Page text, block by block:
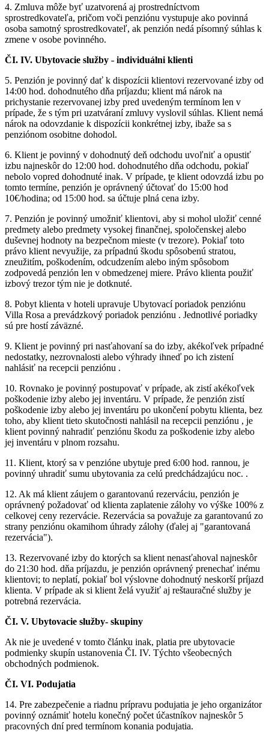
4. Zmluva môže byť uzatvorená aj prostredníctvom
sprostredkovateľa, pričom voči penziónu vystupuje ako povinná
osoba samotný sprostredkovateľ, ak penzión nedá písomný súhlas k
zmene v osobe povinného.
ČI. IV. Ubytovacie služby ˗ individuálni klienti
5. Penzión je povinný dať k dispozícii klientovi rezervované izby od
14:00 hod. dohodnutého dňa príjazdu; klient má nárok na
prichystanie rezervovanej izby pred uvedeným termínom len v
prípade, že s tým pri uzatváraní zmluvy vyslovil súhlas. Klient nemá
nárok na odovzdanie k dispozícii konkrétnej izby, ibaže sa s
penziónom osobitne dohodol.
6. Klient je povinný v dohodnutý deň odchodu uvoľniť a opustiť
izbu najneskôr do 12:00 hod. dohodnutého dňa odchodu, pokiaľ
nebolo vopred dohodnuté inak. V prípade, ţe klient odovzdá izbu po
tomto termíne, penzión je oprávnený účtovať do 15:00 hod
10€/hodina; od 15:00 hod. sa účtuje plná cena izby.
7. Penzión je povinný umožniť klientovi, aby si mohol uložiť cenné
predmety alebo predmety vysokej finančnej, spoločenskej alebo
duševnej hodnoty na bezpečnom mieste (v trezore). Pokiaľ toto
právo klient nevyužije, za prípadnú škodu spôsobenú stratou,
zneužitím, poškodením, odcudzením alebo iným spôsobom
zodpovedá penzión len v obmedzenej miere. Právo klienta použiť
izbový trezor tým nie je dotknuté.
8. Pobyt klienta v hoteli upravuje Ubytovací poriadok penziónu
Villa Rosa a prevádzkový poriadok penziónu . Jednotlivé poriadky
sú pre hostí záväzné.
9. Klient je povinný pri nasťahovaní sa do izby, akékoľvek prípadné
nedostatky, nezrovnalosti alebo výhrady ihneď po ich zistení
nahlásiť na recepcii penziónu .
10. Rovnako je povinný postupovať v prípade, ak zistí akékoľvek
poškodenie izby alebo jej inventáru. V prípade, že penzión zistí
poškodenie izby alebo jej inventáru po ukončení pobytu klienta, bez
toho, aby klient tieto skutočnosti nahlásil na recepcii penziónu , je
klient povinný nahradiť penziónu škodu za poškodenie izby alebo
jej inventáru v plnom rozsahu.
11. Klient, ktorý sa v penzióne ubytuje pred 6:00 hod. rannou, je
povinný uhradiť sumu ubytovania za celú predchádzajúcu noc. .
12. Ak má klient záujem o garantovanú rezerváciu, penzión je
oprávnený požadovať od klienta zaplatenie zálohy vo výške 100% z
celkovej ceny rezervácie. Rezervácia sa považuje za garantovanú zo
strany penziónu okamihom úhrady zálohy (ďalej aj "garantovaná
rezervácia").
13. Rezervované izby do ktorých sa klient nenasťahoval najneskôr
do 21:30 hod. dňa príjazdu, je penzión oprávnený prenechať inému
klientovi; to neplatí, pokiaľ bol výslovne dohodnutý neskorší príjazd
klienta. V prípade ak si klient želá využiť aj reštauračné služby je
potrebná rezervácia.
ČI. V. Ubytovacie služby- skupiny
Ak nie je uvedené v tomto článku inak, platia pre ubytovacie
podmienky skupín ustanovenia ČI. IV. Týchto všeobecných
obchodných podmienok.
ČI. VI. Podujatia
14. Pre zabezpečenie a riadnu prípravu podujatia je jeho organizátor
povinný oznámiť hotelu konečný počet účastníkov najneskôr 5
pracovných dní pred termínom konania podujatia.